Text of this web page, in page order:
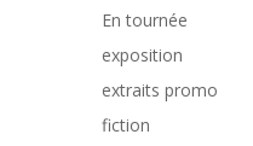
En tournée
exposition
extraits promo
fiction